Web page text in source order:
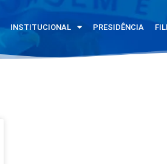
INSTITUCIONAL PRESIDÊNCIA